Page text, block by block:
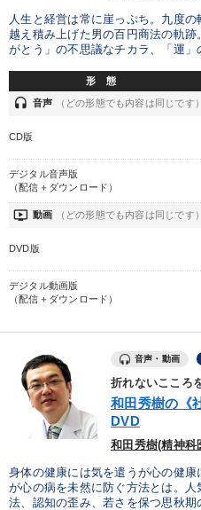
人生と経営は常に崖っぷち。九度
越え積み上げた男の百円商法の軌
がとう」の不思議なチカラ、「運
形 態
headset 音声 （どの形態でも内容は同じです）
CD版
デジタル音声版
（配信＋ダウンロード）
ondemand_video 動画 （どの形態でも内容は同じです）
DVD版
デジタル動画版
（配信＋ダウンロード）
音声・動画
折れないこころ
和田秀樹の《
DVD
和田秀樹(精神科
身体の健康には気を遣うが心の健
が心の病を未然に防ぐ方法とは。
法、認知の歪み、若さを保つ思秋期